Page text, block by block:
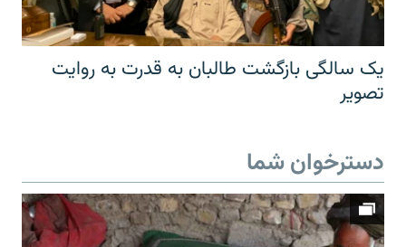
یک سالگی بازگشت طالبان به قدرت به روایت
تصویر
دسترخوان شما